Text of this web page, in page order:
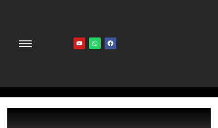
F
a
c
W
h
a
Y
o
u